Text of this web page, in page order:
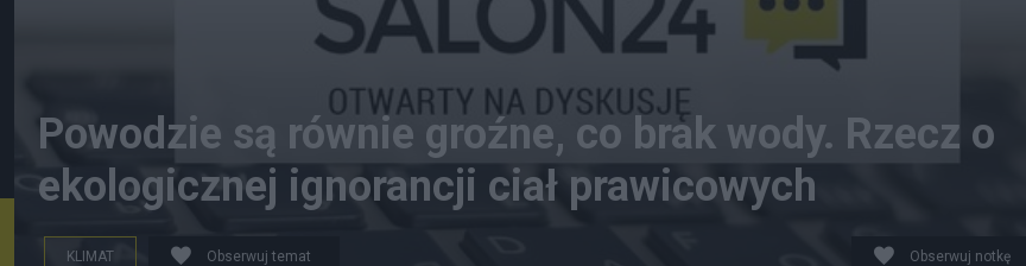
Powodzie są równie groźne, co brak wody. Rzecz o
ekologicznej ignorancji ciał prawicowych
KLIMAT Obserwuj temat Obserwuj notkę